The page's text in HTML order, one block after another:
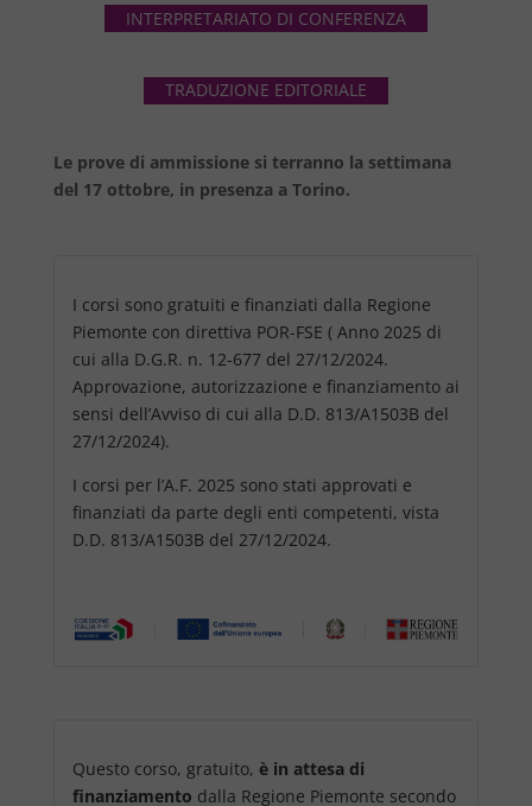
INTERPRETARIATO DI CONFERENZA
TRADUZIONE EDITORIALE
Le prove di ammissione si terranno la settimana
del 17 ottobre, in presenza a Torino.
I corsi sono gratuiti e finanziati dalla Regione
Piemonte con direttiva POR-FSE ( Anno 2025 di
cui alla D.G.R. n. 12-677 del 27/12/2024.
Approvazione, autorizzazione e finanziamento ai
sensi dell’Avviso di cui alla D.D. 813/A1503B del
27/12/2024).
I corsi per l’A.F. 2025 sono stati approvati e
finanziati da parte degli enti competenti, vista
D.D. 813/A1503B del 27/12/2024.
Questo corso, gratuito, è in attesa di
finanziamento dalla Regione Piemonte secondo